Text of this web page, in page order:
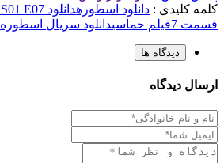
کلمه کلیدی : دانلود اسطورهدانلود Destan S01 E07
قسمت 7
فیلم حماسیدانلود سریال اسطوره
دیدگاه ها
ارسال دیدگاه